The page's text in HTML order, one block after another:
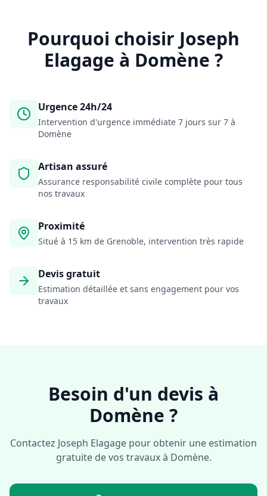
Pourquoi choisir Joseph
Elagage à Domène ?
Urgence 24h/24
Intervention d'urgence immédiate 7 jours sur 7 à
Domène
Artisan assuré
Assurance responsabilité civile complète pour tous
nos travaux
Proximité
Situé à 15 km de Grenoble, intervention très rapide
Devis gratuit
Estimation détaillée et sans engagement pour vos
travaux
Besoin d'un devis à
Domène ?
Contactez Joseph Elagage pour obtenir une estimation
gratuite de vos travaux à Domène.